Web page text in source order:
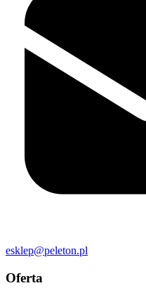
esklep@peleton.pl
Oferta